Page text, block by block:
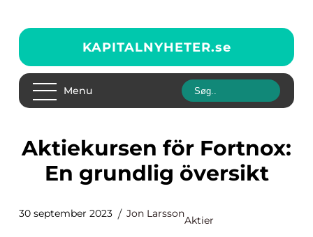
KAPITALNYHETER.se
Menu
Aktiekursen för Fortnox:
En grundlig översikt
30 september 2023 Jon Larsson
Aktier